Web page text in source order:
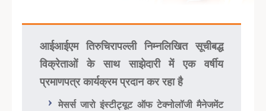
आईआईएम तिरुचिरापल्ली निम्नलिखित सूचीबद्ध
विक्रेताओं के साथ साझेदारी में एक वर्षीय
प्रमाणपत्र कार्यक्रम प्रदान कर रहा है
मेसर्स जारो इंस्टीट्यूट ऑफ टेक्नोलॉजी मैनेजमेंट